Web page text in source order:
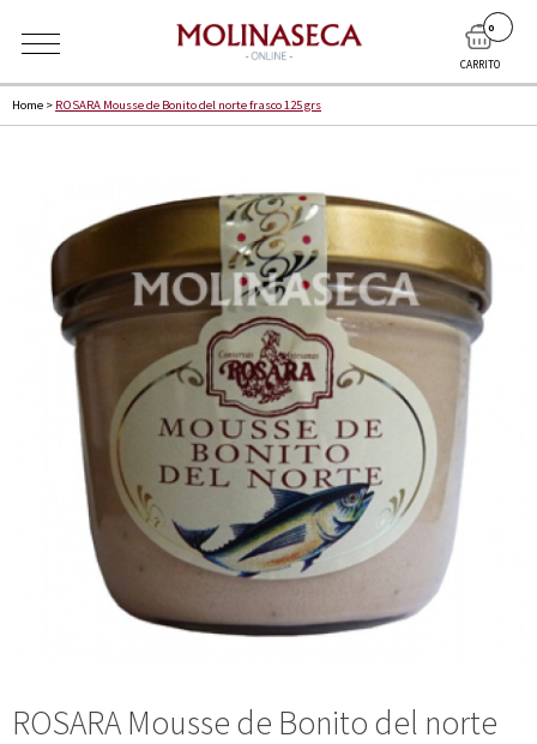
CARRITO
0
Home > ROSARA Mousse de Bonito del norte frasco 125 grs
ROSARA Mousse de Bonito del norte